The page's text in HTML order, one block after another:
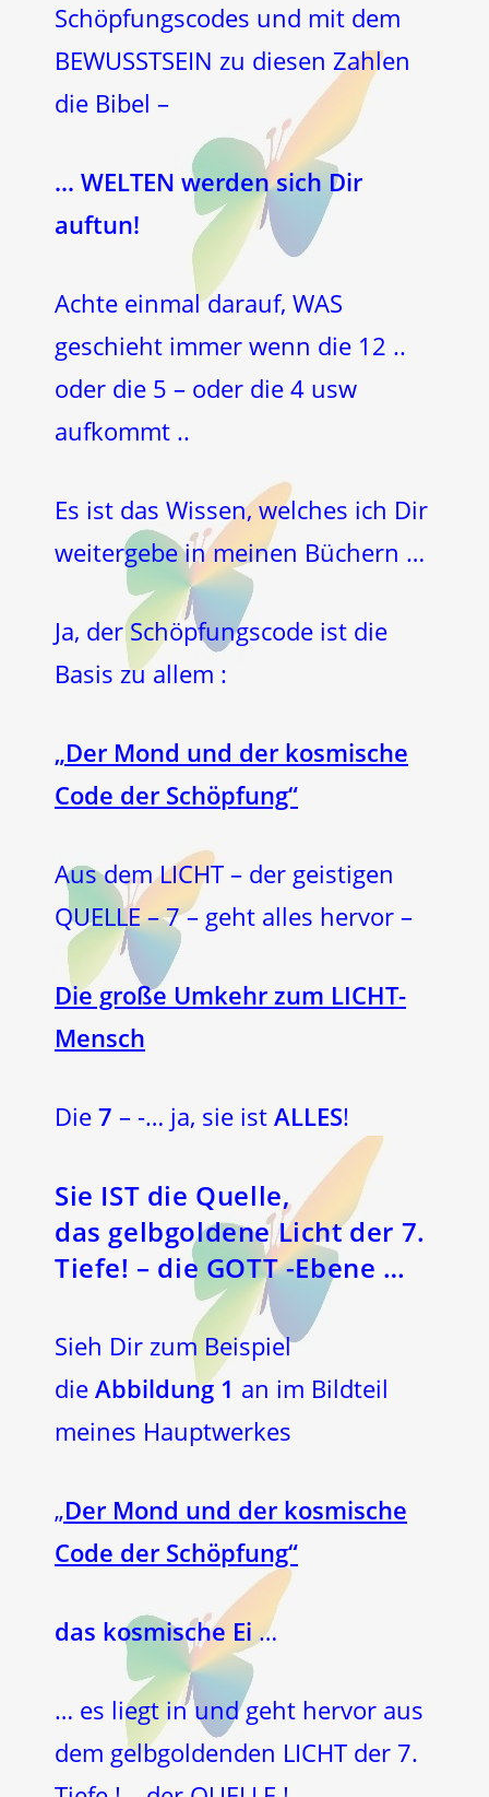
Schöpfungscodes und mit dem
BEWUSSTSEIN zu diesen Zahlen
die Bibel –
… WELTEN werden sich Dir
auftun!
Achte einmal darauf, WAS
geschieht immer wenn die 12 ..
oder die 5 – oder die 4 usw
aufkommt ..
Es ist das Wissen, welches ich Dir
weitergebe in meinen Büchern …
Ja, der Schöpfungscode ist die
Basis zu allem :
„Der Mond und der kosmische
Code der Schöpfung“
Aus dem LICHT – der geistigen
QUELLE – 7 – geht alles hervor –
Die große Umkehr zum LICHT-
Mensch
Die 7 – -… ja, sie ist ALLES!
Sie IST die Quelle,
das gelbgoldene Licht der 7.
Tiefe! – die GOTT-Ebene …
Sieh Dir zum Beispiel
die Abbildung 1 an im Bildteil
meines Hauptwerkes
„Der Mond und der kosmische
Code der Schöpfung“
das kosmische Ei…
… es liegt in und geht hervor aus
dem gelbgoldenden LICHT der 7.